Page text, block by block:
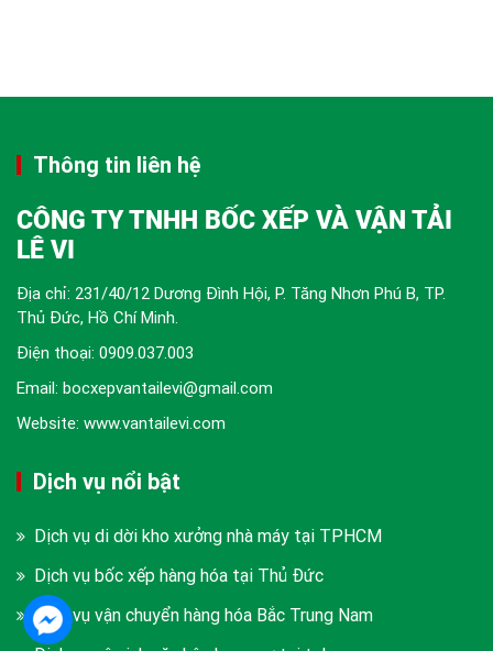
Thông tin liên hệ
CÔNG TY TNHH BỐC XẾP VÀ VẬN TẢI
LÊ VI
Địa chỉ: 231/40/12 Dương Đình Hội, P. Tăng Nhơn Phú B, TP.
Thủ Đức, Hồ Chí Minh.
Điện thoại: 0909.037.003
Email: bocxepvantailevi@gmail.com
Website: www.vantailevi.com
Dịch vụ nổi bật
Dịch vụ di dời kho xưởng nhà máy tại TPHCM
Dịch vụ bốc xếp hàng hóa tại Thủ Đức
Dịch vụ vận chuyển hàng hóa Bắc Trung Nam